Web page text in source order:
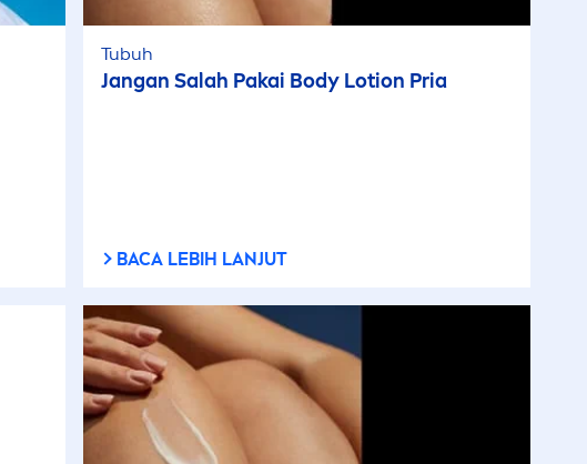
Tubuh
Jangan Salah Pakai Body Lotion Pria
BACA LEBIH LANJUT